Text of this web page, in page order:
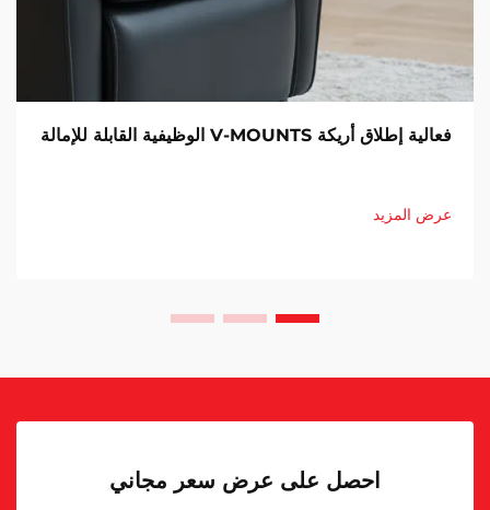
فعالية إطلاق أريكة V-MOUNTS الوظيفية القابلة للإمالة
عرض المزيد
احصل على عرض سعر مجاني